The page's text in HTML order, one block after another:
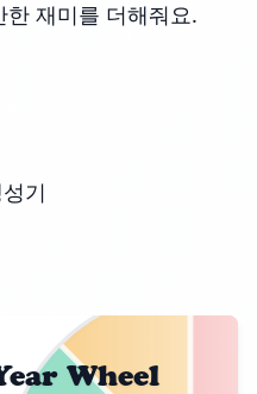
재미를 더해줘요.
기
Wheel